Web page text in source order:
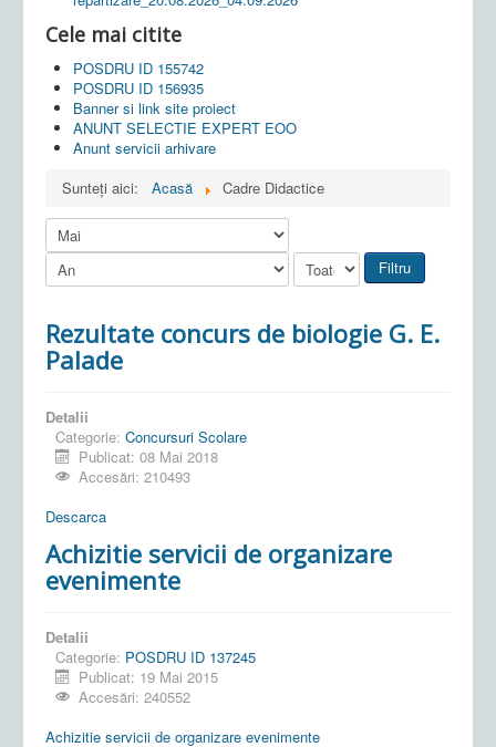
Cele mai citite
POSDRU ID 155742
POSDRU ID 156935
Banner si link site proiect
ANUNT SELECTIE EXPERT EOO
Anunt servicii arhivare
Sunteți aici:
Acasă Cadre Didactice
Filtru
Rezultate concurs de biologie G. E.
Palade
Detalii
Categorie: Concursuri Scolare
Publicat: 08 Mai 2018
Accesări: 210493
Descarca
Achizitie servicii de organizare
evenimente
Detalii
Categorie: POSDRU ID 137245
Publicat: 19 Mai 2015
Accesări: 240552
Achizitie servicii de organizare evenimente